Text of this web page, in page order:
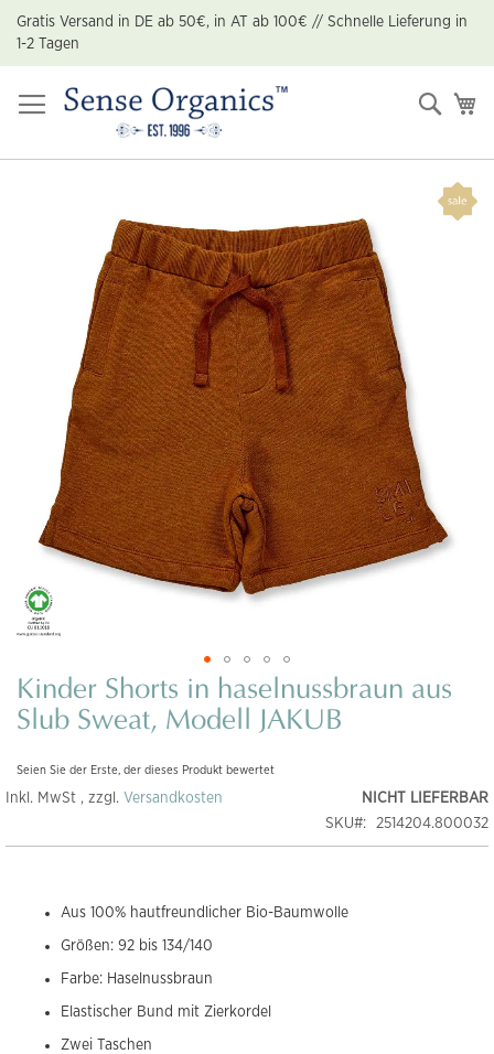
Zum
Inhalt
springen
Gratis Versand in DE ab 50€, in AT ab 100€ // Schnelle Lieferung in
1-2 Tagen
Suche
Zum
Anfang
der
springen
Kinder Shorts in haselnussbraun aus
Slub Sweat, Modell JAKUB
Seien Sie der Erste, der dieses Produkt bewertet
NICHT LIEFERBAR
SKU
2514204.800032
Inkl. MwSt , zzgl. Versandkosten
Aus 100% hautfreundlicher Bio-Baumwolle
Größen: 92 bis 134/140
Farbe: Haselnussbraun
Elastischer Bund mit Zierkordel
Zwei Taschen